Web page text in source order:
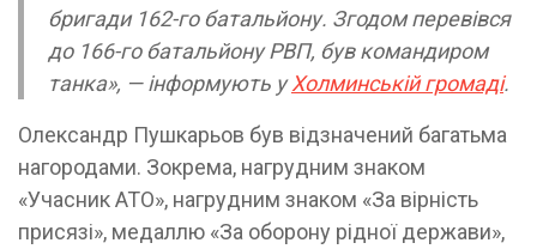
бригади 162-го батальйону. Згодом перевівся
до 166-го батальйону РВП, був командиром
танка», — інформують уХолминській громаді.
Олександр Пушкарьов був відзначений багатьма
нагородами. Зокрема, нагрудним знаком
«Учасник АТО», нагрудним знаком «За вірність
присязі», медаллю «За оборону рідної держави»,